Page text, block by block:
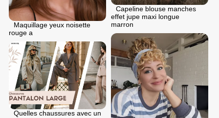
Capeline blouse manches
effet jupe maxi longue
marron
Maquillage yeux noisette
rouge a
Quelles chaussures avec un